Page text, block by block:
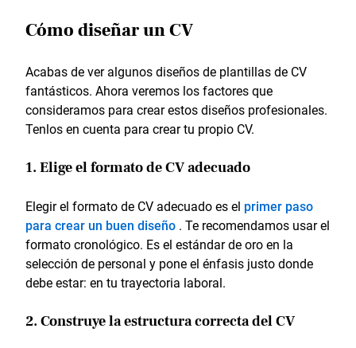
Cómo diseñar un CV
Acabas de ver algunos diseños de plantillas de CV
fantásticos. Ahora veremos los factores que
consideramos para crear estos diseños profesionales.
Tenlos en cuenta para crear tu propio CV.
1. Elige el formato de CV adecuado
Elegir el formato de CV adecuado es el primer paso
para crear un buen diseño . Te recomendamos usar el
formato cronológico. Es el estándar de oro en la
selección de personal y pone el énfasis justo donde
debe estar: en tu trayectoria laboral.
2. Construye la estructura correcta del CV